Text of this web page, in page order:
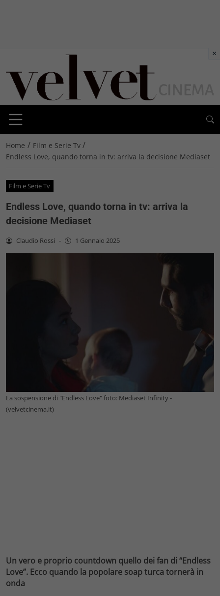
Home / Film e Serie Tv /
Endless Love, quando torna in tv: arriva la decisione Mediaset
Film e Serie Tv
Endless Love, quando torna in tv: arriva la
decisione Mediaset
Claudio Rossi - 1 Gennaio 2025
La sospensione di "Endless Love" foto: Mediaset Infinity -
(velvetcinema.it)
Un vero e proprio countdown quello dei fan di “Endless
Love”. Ecco quando la popolare soap turca tornerà in
onda
×